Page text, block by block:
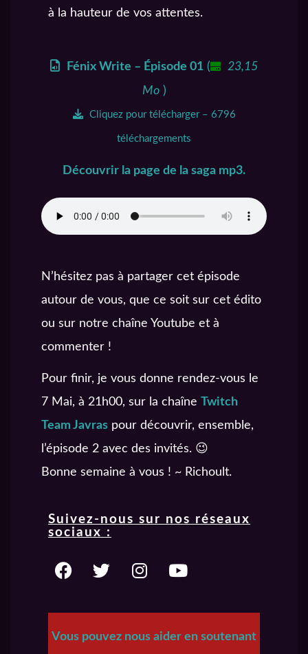
à la hauteur de vos attentes.
Fénix Write – Épisode 01 (
23,15
Mo )
Cliquez pour télécharger – 6796
téléchargements
Découvrir la page de la saga mp3.
N’hésitez pas à partager cet épisode
autour de vous, que ce soit sur cet édito
ou sur notre chaîne Youtube et à
commenter !
Pour finir, je vous donne rendez-vous le
7 Mai, à 21h00, sur la chaîne
Twitch
Team Javras pour découvrir, ensemble,
l’épisode 2 avec des invités. 😉
Bonne semaine à vous ! ~ Richoult.
Suivez-nous sur nos réseaux
sociaux :
Vous pouvez nous aider en soutenant